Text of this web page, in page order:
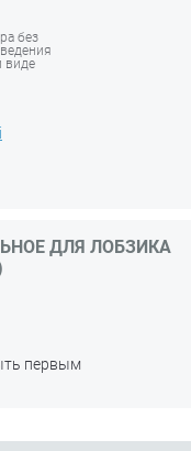
без
виде
ДЛЯ ЛОБЗИКА
первым